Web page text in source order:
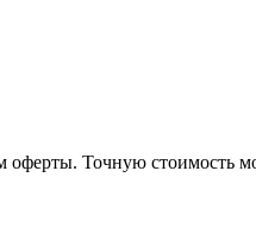
оферты. Точную стоимость